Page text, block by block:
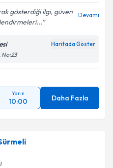
gösterdiği ilgi, güven
Devamı
Haritada Göster
No:23
Yarın
10:00 Daha Fazla